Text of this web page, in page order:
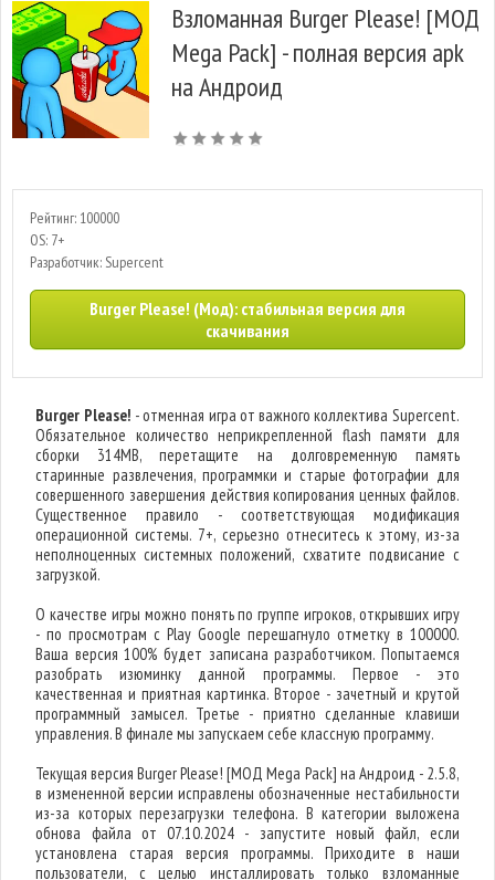
Взломанная Burger Please! [МОД
Mega Pack] - полная версия apk
на Андроид
Рейтинг: 100000
OS: 7+
Разработчик: Supercent
Burger Please! (Мод): стабильная версия для
скачивания
Burger Please! - отменная игра от важного коллектива Supercent.
Обязательное количество неприкрепленной flash памяти для
сборки 314MB, перетащите на долговременную память
старинные развлечения, программки и старые фотографии для
совершенного завершения действия копирования ценных файлов.
Существенное правило - соответствующая модификация
операционной системы. 7+, серьезно отнеситесь к этому, из-за
неполноценных системных положений, схватите подвисание с
загрузкой.
О качестве игры можно понять по группе игроков, открывших игру
- по просмотрам с Play Google перешагнуло отметку в 100000.
Ваша версия 100% будет записана разработчиком. Попытаемся
разобрать изюминку данной программы. Первое - это
качественная и приятная картинка. Второе - зачетный и крутой
программный замысел. Третье - приятно сделанные клавиши
управления. В финале мы запускаем себе классную программу.
Текущая версия Burger Please! [МОД Mega Pack] на Андроид - 2.5.8,
в измененной версии исправлены обозначенные нестабильности
из-за которых перезагрузки телефона. В категории выложена
обнова файла от 07.10.2024 - запустите новый файл, если
установлена старая версия программы. Приходите в наши
пользователи, с целью инсталлировать только взломанные